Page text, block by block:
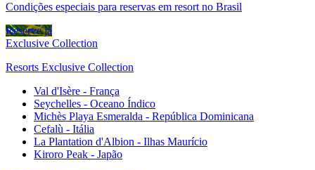
Condições especiais para reservas em resort no Brasil
Reserve já
Exclusive Collection
Resorts Exclusive Collection
Val d'Isère - França
Seychelles - Oceano Índico
Michès Playa Esmeralda - República Dominicana
Cefalù - Itália
La Plantation d'Albion - Ilhas Maurício
Kiroro Peak - Japão